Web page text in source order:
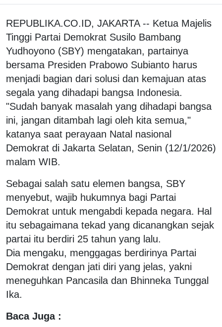
REPUBLIKA.CO.ID, JAKARTA -- Ketua Majelis
Tinggi Partai Demokrat Susilo Bambang
Yudhoyono (SBY) mengatakan, partainya
bersama Presiden Prabowo Subianto harus
menjadi bagian dari solusi dan kemajuan atas
segala yang dihadapi bangsa Indonesia.
"Sudah banyak masalah yang dihadapi bangsa
ini, jangan ditambah lagi oleh kita semua,"
katanya saat perayaan Natal nasional
Demokrat di Jakarta Selatan, Senin (12/1/2026)
malam WIB.
Sebagai salah satu elemen bangsa, SBY
menyebut, wajib hukumnya bagi Partai
Demokrat untuk mengabdi kepada negara. Hal
itu sebagaimana tekad yang dicanangkan sejak
partai itu berdiri 25 tahun yang lalu.
Dia mengaku, menggagas berdirinya Partai
Demokrat dengan jati diri yang jelas, yakni
meneguhkan Pancasila dan Bhinneka Tunggal
Ika.
Baca Juga :